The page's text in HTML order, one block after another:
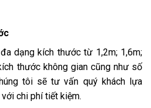
dạng kích thước từ 1,2m; 1,6m;
thước không gian cũng như số
tôi sẽ tư vấn quý khách lựa
chi phí tiết kiệm.